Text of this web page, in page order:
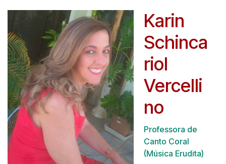
Karin
Schinca
riol
Vercelli
no
Professora de
Canto Coral
(Música Erudita)